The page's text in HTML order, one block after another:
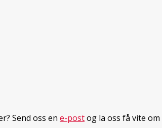
Send oss en e-postog la oss få vite om